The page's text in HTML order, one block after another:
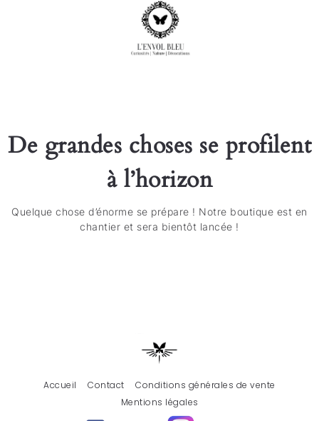
De grandes choses se profilent
à l’horizon
Quelque chose d’énorme se prépare ! Notre boutique est en
chantier et sera bientôt lancée !
Accueil Contact
Conditions générales de vente
Mentions légales